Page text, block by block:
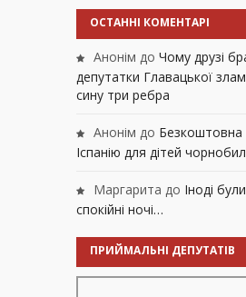
ОСТАННІ КОМЕНТАРІ
Анонім до Чому друзі
депутатки Главацької
сину три ребра
Анонім до Безкоштовна
Іспанію для дітей
Маргарита до Іноді
спокійні ночі…
ПРИЙМАЛЬНІ ДЕПУТАТІВ